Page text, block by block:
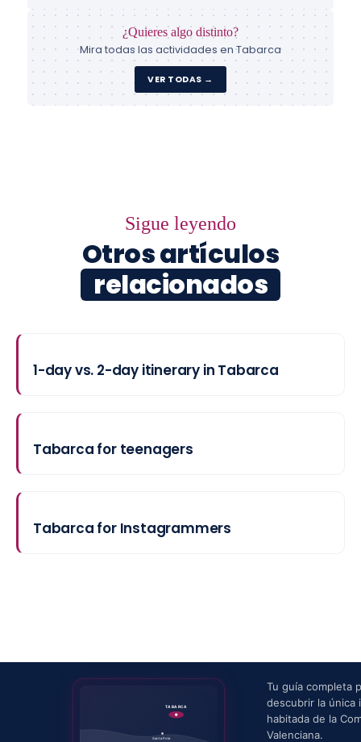
¿Quieres algo distinto?
Mira todas las actividades en Tabarca
VER TODAS →
Sigue leyendo
Otros artículos
relacionados
1-day vs. 2-day itinerary in Tabarca
Tabarca for teenagers
Tabarca for Instagrammers
TABARCA
Santa Pola
Tu guía completa
descubrir la única
habitada de la
Valenciana.